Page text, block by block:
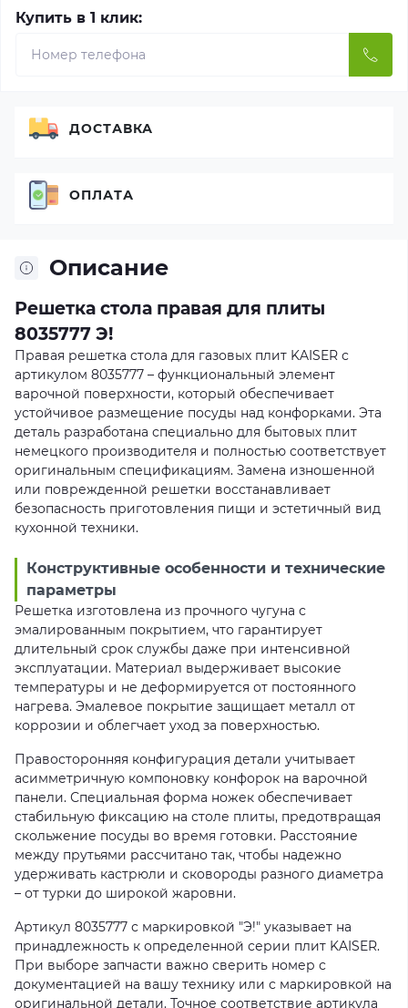
Купить в 1 клик:
Описание
Решетка стола правая для плиты
8035777 Э!
Правая решетка стола для газовых плит KAISER с
артикулом 8035777 – функциональный элемент
варочной поверхности, который обеспечивает
устойчивое размещение посуды над конфорками. Эта
деталь разработана специально для бытовых плит
немецкого производителя и полностью соответствует
оригинальным спецификациям. Замена изношенной
или поврежденной решетки восстанавливает
безопасность приготовления пищи и эстетичный вид
кухонной техники.
Конструктивные особенности и технические
параметры
Решетка изготовлена из прочного чугуна с
эмалированным покрытием, что гарантирует
длительный срок службы даже при интенсивной
эксплуатации. Материал выдерживает высокие
температуры и не деформируется от постоянного
нагрева. Эмалевое покрытие защищает металл от
коррозии и облегчает уход за поверхностью.
Правосторонняя конфигурация детали учитывает
асимметричную компоновку конфорок на варочной
панели. Специальная форма ножек обеспечивает
стабильную фиксацию на столе плиты, предотвращая
скольжение посуды во время готовки. Расстояние
между прутьями рассчитано так, чтобы надежно
удерживать кастрюли и сковороды разного диаметра
– от турки до широкой жаровни.
Артикул 8035777 с маркировкой "Э!" указывает на
принадлежность к определенной серии плит KAISER.
При выборе запчасти важно сверить номер с
документацией на вашу технику или с маркировкой на
оригинальной детали. Точное соответствие артикула
ДОСТАВКА
ОПЛАТА